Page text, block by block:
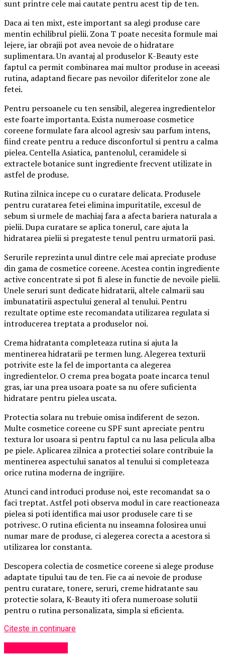
sunt printre cele mai cautate pentru acest tip de ten.
Daca ai ten mixt, este important sa alegi produse care
mentin echilibrul pielii. Zona T poate necesita formule mai
lejere, iar obrajii pot avea nevoie de o hidratare
suplimentara. Un avantaj al produselor K-Beauty este
faptul ca permit combinarea mai multor produse in aceeasi
rutina, adaptand fiecare pas nevoilor diferitelor zone ale
fetei.
Pentru persoanele cu ten sensibil, alegerea ingredientelor
este foarte importanta. Exista numeroase cosmetice
coreene formulate fara alcool agresiv sau parfum intens,
fiind create pentru a reduce disconfortul si pentru a calma
pielea. Centella Asiatica, pantenolul, ceramidele si
extractele botanice sunt ingrediente frecvent utilizate in
astfel de produse.
Rutina zilnica incepe cu o curatare delicata. Produsele
pentru curatarea fetei elimina impuritatile, excesul de
sebum si urmele de machiaj fara a afecta bariera naturala a
pielii. Dupa curatare se aplica tonerul, care ajuta la
hidratarea pielii si pregateste tenul pentru urmatorii pasi.
Serurile reprezinta unul dintre cele mai apreciate produse
din gama de cosmetice coreene. Acestea contin ingrediente
active concentrate si pot fi alese in functie de nevoile pielii.
Unele seruri sunt dedicate hidratarii, altele calmarii sau
imbunatatirii aspectului general al tenului. Pentru
rezultate optime este recomandata utilizarea regulata si
introducerea treptata a produselor noi.
Crema hidratanta completeaza rutina si ajuta la
mentinerea hidratarii pe termen lung. Alegerea texturii
potrivite este la fel de importanta ca alegerea
ingredientelor. O crema prea bogata poate incarca tenul
gras, iar una prea usoara poate sa nu ofere suficienta
hidratare pentru pielea uscata.
Protectia solara nu trebuie omisa indiferent de sezon.
Multe cosmetice coreene cu SPF sunt apreciate pentru
textura lor usoara si pentru faptul ca nu lasa pelicula alba
pe piele. Aplicarea zilnica a protectiei solare contribuie la
mentinerea aspectului sanatos al tenului si completeaza
orice rutina moderna de ingrijire.
Atunci cand introduci produse noi, este recomandat sa o
faci treptat. Astfel poti observa modul in care reactioneaza
pielea si poti identifica mai usor produsele care ti se
potrivesc. O rutina eficienta nu inseamna folosirea unui
numar mare de produse, ci alegerea corecta a acestora si
utilizarea lor constanta.
Descopera colectia de cosmetice coreene si alege produse
adaptate tipului tau de ten. Fie ca ai nevoie de produse
pentru curatare, tonere, seruri, creme hidratante sau
protectie solara, K-Beauty iti ofera numeroase solutii
pentru o rutina personalizata, simpla si eficienta.
Citeste in continuare